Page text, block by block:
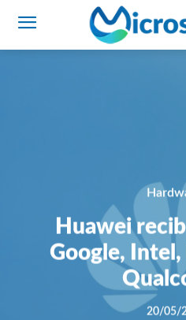
Huawei
Google,
20/05/